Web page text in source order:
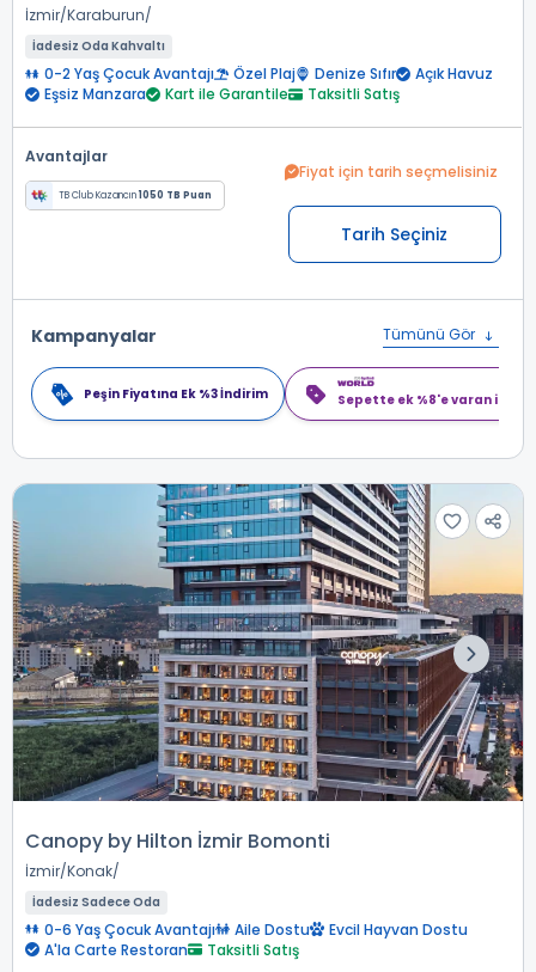
İzmir Karaburun
İadesiz Oda Kahvaltı
0-2 Yaş Çocuk Avantajı Özel Plaj Denize Sıfır
Açık Havuz
Eşsiz Manzara
Kart ile Garantile Taksitli Satış
Avantajlar
TB Club Kazancın1050 TB Puan
Fiyat için tarih seçmelisiniz
Tarih Seçiniz
Kampanyalar Tümünü Gör
Peşin Fiyatına Ek %3 İndirim Sepette ek %8'e varan
Canopy by Hilton İzmir Bomonti
İzmir Konak
İadesiz Sadece Oda
0-6 Yaş Çocuk Avantajı Aile Dostu
Evcil Hayvan Dostu
A'la Carte Restoran
Taksitli Satış